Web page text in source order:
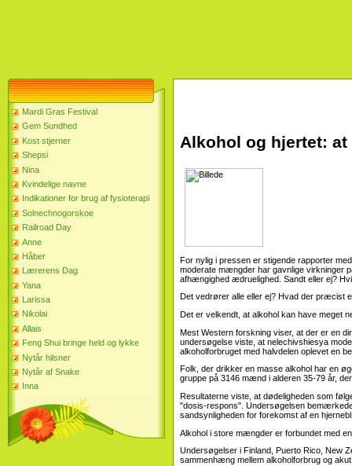
Mardi Gras Festival
Gem Sundhed
Kost stjerner
Shepsi
Nina
Kvindelige navne
Indikationer for brug af fysioterapi
Solnechnogorskoe
Railroad Day
Anne
Håber
Lærerens Dag
Yana
Larissa
Nikolai
Allais
Feng Shui bringe held og lykke
Nytår hilsner
Nytår af Snake
Inna
Alkohol og hjertet:
For nylig i pressen er stigende rapporter
moderate mængder har gavnlige virkninger
afhængighed ædruelighed. Sandt eller ej?
Det vedrører alle eller ej? Hvad der præcist
Det er velkendt, at alkohol kan have meget
Mest Western forskning viser, at der er en
undersøgelse viste, at nelechivshiesya
alkoholforbruget med halvdelen oplevet en
Folk, der drikker en masse alkohol har en
gruppe på 3146 mænd i alderen 35-79 år,
Resultaterne viste, at dødeligheden som
"dosis-respons". Undersøgelsen
sandsynligheden for forekomst af en
Alkohol i store mængder er forbundet med
Undersøgelser i Finland, Puerto Rico, New
sammenhæng mellem alkoholforbrug og